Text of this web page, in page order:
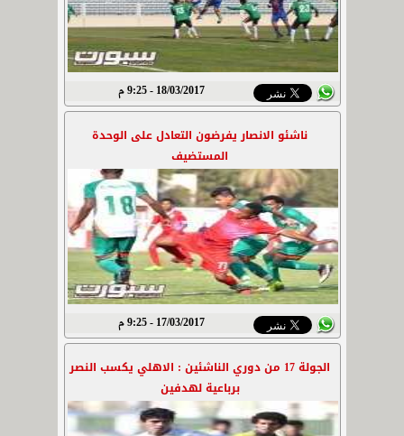
18/03/2017 - 9:25 م
ناشئو الانصار يفرضون التعادل على الوحدة
المستضيف
17/03/2017 - 9:25 م
الجولة 17 من دوري الناشئين : الاهلي يكسب النصر
برباعية لهدفين